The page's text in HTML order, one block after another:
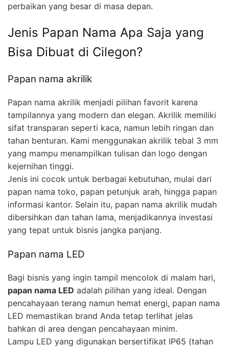
perbaikan yang besar di masa depan.
Jenis Papan Nama Apa Saja yang
Bisa Dibuat di Cilegon?
Papan nama akrilik
Papan nama akrilik menjadi pilihan favorit karena
tampilannya yang modern dan elegan. Akrilik memiliki
sifat transparan seperti kaca, namun lebih ringan dan
tahan benturan. Kami menggunakan akrilik tebal 3 mm
yang mampu menampilkan tulisan dan logo dengan
kejernihan tinggi.
Jenis ini cocok untuk berbagai kebutuhan, mulai dari
papan nama toko, papan petunjuk arah, hingga papan
informasi kantor. Selain itu, papan nama akrilik mudah
dibersihkan dan tahan lama, menjadikannya investasi
yang tepat untuk bisnis jangka panjang.
Papan nama LED
Bagi bisnis yang ingin tampil mencolok di malam hari,
papan nama LED adalah pilihan yang ideal. Dengan
pencahayaan terang namun hemat energi, papan nama
LED memastikan brand Anda tetap terlihat jelas
bahkan di area dengan pencahayaan minim.
Lampu LED yang digunakan bersertifikat IP65 (tahan